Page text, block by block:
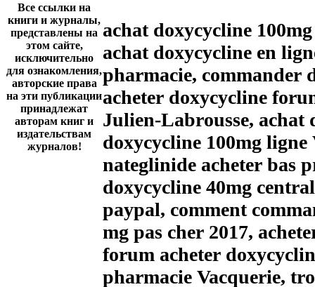
Все ссылки на
книги и журналы,
представлены на
этом сайте,
исключительно
для ознакомления,
авторские права
на эти публикации
принадлежат
авторам книг и
издательствам
журналов!
achat doxycycline
achat doxycycline en
pharmacie, commander
acheter doxycycline
Julien-Labrousse, achat
doxycycline 100mg
nateglinide acheter bas
doxycycline 40mg
paypal, comment
mg pas cher 2017,
forum acheter
pharmacie Vacquerie,